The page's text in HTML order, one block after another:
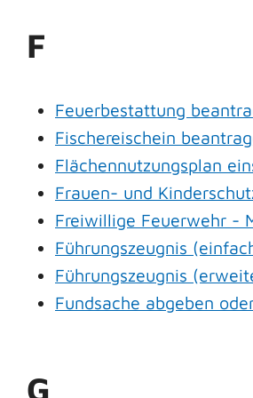
F
Feuerbestattung
Fischereischein
Flächennutzungsplan
Frauen- und
Freiwillige Feuerwehr -
Führungszeugnis
Führungszeugnis
Fundsache abgeben
G